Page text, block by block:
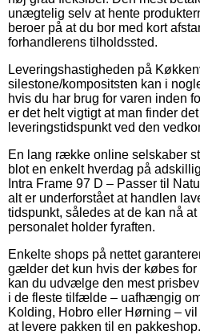
unægtelig selv at hente
beroer på at du bor med kort
forhandlerens tilholdssted.
Leveringshastigheden på
silestone/kompositsten kan i
hvis du har brug for varen inden
er det helt vigtigt at man finder
leveringstidspunkt ved den
En lang række online selskaber
blot en enkelt hverdag på
Intra Frame 97 D – Passer til
alt er underforstået at handlen
tidspunkt, således at de kan nå
personalet holder fyraften.
Enkelte shops på nettet
gælder det kun hvis der købes for
kan du udvælge den mest
i de fleste tilfælde – uafhængig
Kolding, Hobro eller Hørning –
at levere pakken til en pakkeshop.